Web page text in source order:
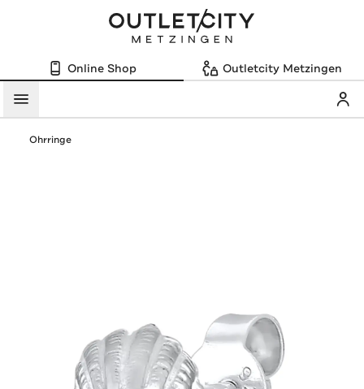
Online Shop Outletcity Metzingen
Menü
Ohrringe